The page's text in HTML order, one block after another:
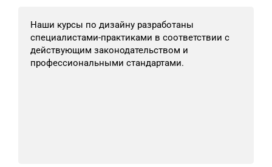
Наши курсы по дизайну разработаны
специалистами-практиками в соответствии с
действующим законодательством и
профессиональными стандартами.